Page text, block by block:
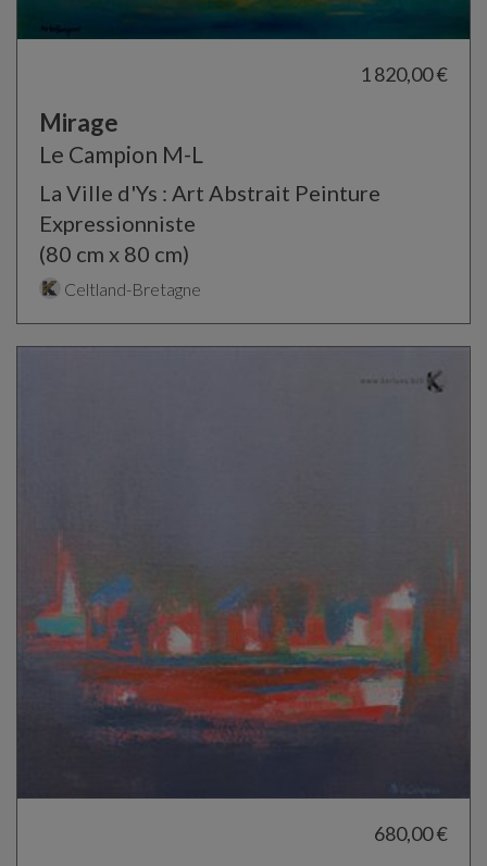
1 820,00 €
Mirage
Le Campion M-L
La Ville d'Ys : Art Abstrait Peinture
Expressionniste
(80 cm x 80 cm)
Celtland-Bretagne
680,00 €